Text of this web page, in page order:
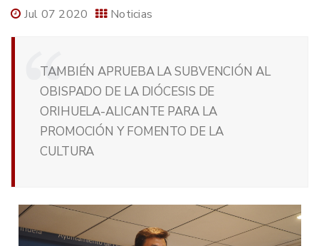
Jul 07 2020 Noticias
TAMBIÉN APRUEBA LA SUBVENCIÓN AL
OBISPADO DE LA DIÓCESIS DE
ORIHUELA-ALICANTE PARA LA
PROMOCIÓN Y FOMENTO DE LA
CULTURA